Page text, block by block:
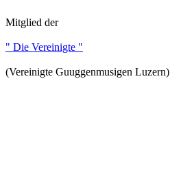
Mitglied der
" Die Vereinigte "
(Vereinigte Guuggenmusigen Luzern)